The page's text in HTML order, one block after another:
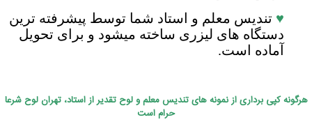
♥ تندیس معلم و استاد شما توسط پیشرفته ترین
دستگاه های لیزری ساخته میشود و برای تحویل
آماده است.
هرگونه کپی برداری از نمونه های تندیس معلم و لوح تقدیر از استاد، تهران لوح شرعا
حرام است